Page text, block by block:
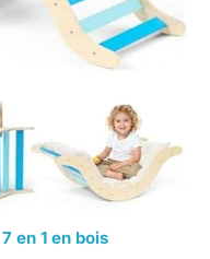
en 1 en bois